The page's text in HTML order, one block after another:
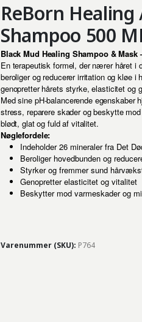
ReBorn
Shampoo 500
Black Mud Healing Shampoo & Mask
En terapeutisk formel, der nærer håret i
beroliger og reducerer irritation og kløe
genopretter hårets styrke, elasticitet og
Med sine pH-balancerende egenskaber
stress, reparere skader og beskytte
blødt, glat og fuld af vitalitet.
Nøglefordele:
Indeholder 26 mineraler fra Det
Beroliger hovedbunden og
Styrker og fremmer sund
Genopretter elasticitet og vitalitet
Beskytter mod varmeskader og
Varenummer (SKU): P764